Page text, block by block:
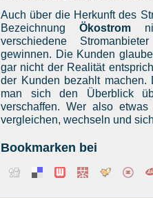
Auch über die Herkunft des
BezeichnungÖkostrom
verschiedene
gewinnen. Die Kunden
gar nicht der Realität
der Kunden bezahlt machen.
man sich den Überblick
verschaffen. Wer also
vergleichen, wechseln und
Bookmarken bei